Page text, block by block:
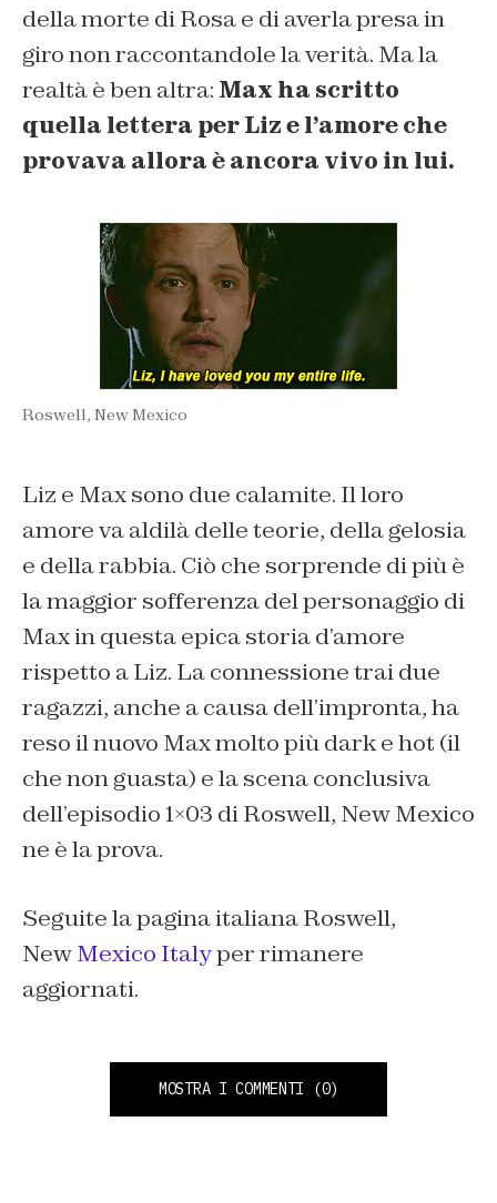
della morte di Rosa e di averla presa in
giro non raccontandole la verità. Ma la
realtà è ben altra: Max ha scritto
quella lettera per Liz e l’amore che
provava allora è ancora vivo in lui.
Roswell, New Mexico
Liz e Max sono due calamite. Il loro
amore va aldilà delle teorie, della gelosia
e della rabbia. Ciò che sorprende di più è
la maggior sofferenza del personaggio di
Max in questa epica storia d’amore
rispetto a Liz. La connessione trai due
ragazzi, anche a causa dell’impronta, ha
reso il nuovo Max molto più dark e hot (il
che non guasta) e la scena conclusiva
dell’episodio 1×03 di Roswell, New Mexico
ne è la prova.
Seguite la pagina italiana Roswell,
NewMexico Italyper rimanere
aggiornati.
MOSTRA I COMMENTI (0)